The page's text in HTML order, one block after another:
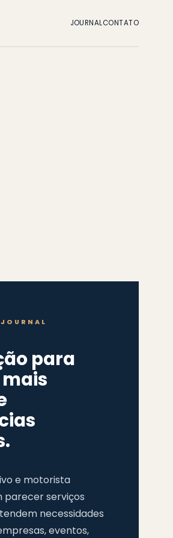
JOURNALCONTATO
para
e motorista
serviços
necessidades
eventos,